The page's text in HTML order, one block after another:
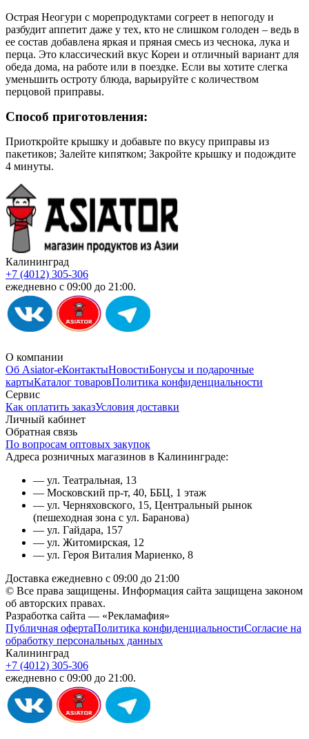
Острая Неогури с морепродуктами согреет в непогоду и
разбудит аппетит даже у тех, кто не слишком голоден – ведь в
ее состав добавлена яркая и пряная смесь из чеснока, лука и
перца. Это классический вкус Кореи и отличный вариант для
обеда дома, на работе или в поездке. Если вы хотите слегка
уменьшить остроту блюда, варьируйте с количеством
перцовой приправы.
Способ приготовления:
Приоткройте крышку и добавьте по вкусу приправы из
пакетиков; Залейте кипятком; Закройте крышку и подождите
4 минуты.
Калининград
+7 (4012) 305-306
ежедневно с 09:00 до 21:00.
О компании
Об Asiator-еКонтактыНовостиБонусы и подарочные
картыКаталог товаровПолитика конфиденциальности
Сервис
Как оплатить заказУсловия доставки
Личный кабинет
Обратная связь
По вопросам оптовых закупок
Адреса розничных магазинов в Калининграде:
— ул. Театральная, 13
— Московский пр-т, 40, ББЦ, 1 этаж
— ул. Черняховского, 15, Центральный рынок
(пешеходная зона с ул. Баранова)
— ул. Гайдара, 157
— ул. Житомирская, 12
— ул. Героя Виталия Мариенко, 8
Доставка ежедневно с 09:00 до 21:00
© Все права защищены. Информация сайта защищена законом
об авторских правах.
Разработка сайта — «Рекламафия»
Публичная офертаПолитика конфиденциальностиСогласие на
обработку персональных данных
Калининград
+7 (4012) 305-306
ежедневно с 09:00 до 21:00.